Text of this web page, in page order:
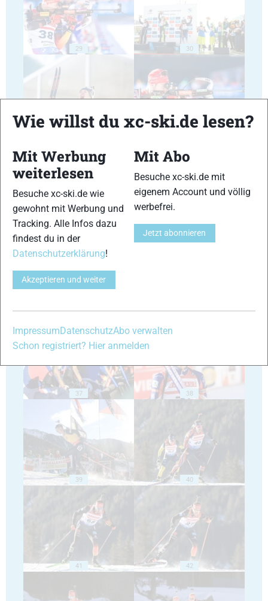
29 30
33
37 38
39 40
41 42
Wie willst du xc-ski.de lesen?
Mit Werbung
weiterlesen
Besuche xc-ski.de wie
gewohnt mit Werbung und
Tracking. Alle Infos dazu
findest du in der
Datenschutzerklärung!
Akzeptieren und weiter
Mit Abo
Besuche xc-ski.de mit
eigenem Account und völlig
werbefrei.
Jetzt abonnieren
ImpressumDatenschutzAbo verwalten
Schon registriert? Hier anmelden